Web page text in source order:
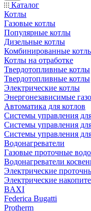
Каталог
Котлы
Газовые котлы
Популярные котлы
Дизельные котлы
Комбинированные
Котлы на отработке
Твердотопливные котлы
Твердотопливные котлы
Электрические котлы
Энергонезависимые
Автоматика для котлов
Системы управления
Системы управления
Системы управления
Водонагреватели
Газовые проточные
Водонагреватели
Электрические
Электрические
BAXI
Federica Bugatti
Protherm